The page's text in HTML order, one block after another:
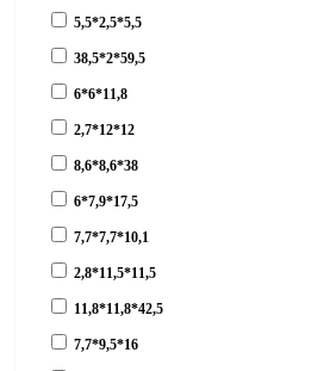
5,5*2,5*5,5
38,5*2*59,5
6*6*11,8
2,7*12*12
8,6*8,6*38
6*7,9*17,5
7,7*7,7*10,1
2,8*11,5*11,5
11,8*11,8*42,5
7,7*9,5*16